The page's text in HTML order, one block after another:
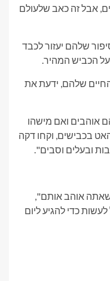
אבל זה כאב שלעולם
שלהם יעזור לכבד
על הכביש המהיר.
שלהם, ידעת את
אוהבים ואם מישהו
בכבישים, וקחו דקה
ובעלים וסבים".
אוהב אותם",
כדי להגיע ליום